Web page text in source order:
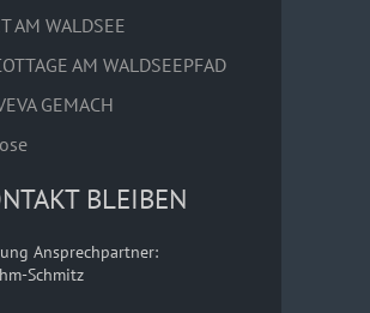
AM WALDSEE
AM WALDSEEPFAD
GEMACH
BLEIBEN
Ansprechpartner:
Schmitz